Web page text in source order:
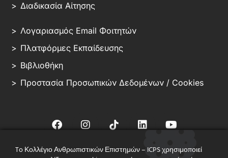
Διαδικασία Αίτησης
Λογαριασμός Email Φοιτητών
Πλατφόρμες Εκπαίδευσης
Βιβλιοθήκη
Προστασία Προσωπικών Δεδομένων / Cookies
To Κολλέγιο Ανθρωπιστικών Επιστημών – ICPS χρησιμοποιεί